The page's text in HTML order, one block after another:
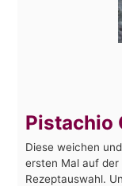
Pistachio
Diese weichen
ersten Mal auf
Rezeptauswahl.